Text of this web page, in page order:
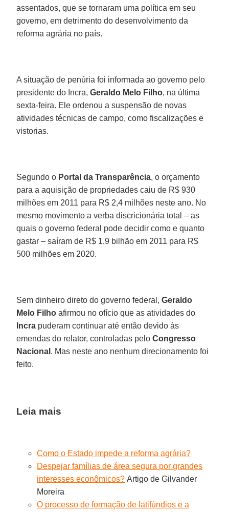
assentados, que se tornaram uma política em seu
governo, em detrimento do desenvolvimento da
reforma agrária no país.
A situação de penúria foi informada ao governo pelo
presidente do Incra,Geraldo Melo Filho, na última
sexta-feira. Ele ordenou a suspensão de novas
atividades técnicas de campo, como fiscalizações e
vistorias.
Segundo o Portal da Transparência, o orçamento
para a aquisição de propriedades caiu de R$ 930
milhões em 2011 para R$ 2,4 milhões neste ano. No
mesmo movimento a verba discricionária total – as
quais o governo federal pode decidir como e quanto
gastar – saíram de R$ 1,9 bilhão em 2011 para R$
500 milhões em 2020.
Sem dinheiro direto do governo federal,Geraldo
Melo Filho afirmou no ofício que as atividades do
Incra puderam continuar até então devido às
emendas do relator, controladas peloCongresso
Nacional . Mas neste ano nenhum direcionamento foi
feito.
Leia mais
Como o Estado impede a reforma agrária?
Despejar famílias de área segura por grandes
interesses econômicos? Artigo de Gilvander
Moreira
O processo de formação de latifúndios e a